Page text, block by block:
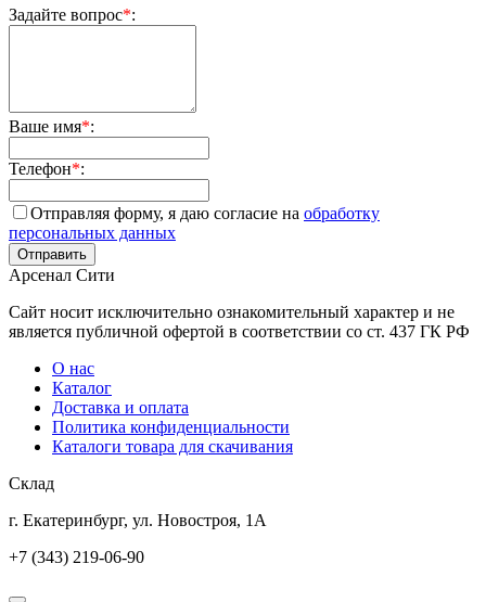
Задайте вопрос*:
Ваше имя*:
Телефон*:
Отправляя форму, я даю согласие на обработку
персональных данных
Арсенал Сити
Сайт носит исключительно ознакомительный характер и не
является публичной офертой в соответствии со ст. 437 ГК РФ
О нас
Каталог
Доставка и оплата
Политика конфиденциальности
Каталоги товара для скачивания
Склад
г. Екатеринбург, ул. Новостроя, 1А
+7 (343) 219-06-90